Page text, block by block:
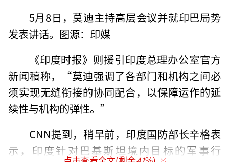
5月8日，莫迪主持高层会议并就印巴局势
发表讲话。图源：印媒
《印度时报》则援引印度总理办公室官方
新闻稿称，“莫迪强调了各部门和机构之间必
须实现无缝衔接的协同配合，以保障运作的延
续性与机构的弹性。”
CNN提到，稍早前，印度国防部长辛格表
示，印度针对巴基斯坦境内目标的军事行